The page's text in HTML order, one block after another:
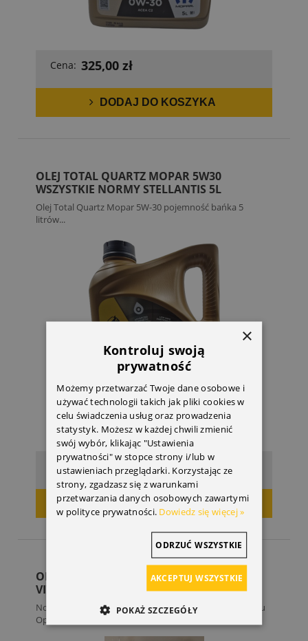
Cena: 325,00 zł
DODAJ DO KOSZYKA
OLEJ TOTAL QUARTZ MOPAR 5W30
WSZYSTKIE NORMY STELLANTIS 5L
Olej Total Quartz Mopar 5W-30 pojemność bańka 5
litrów...
Cena: 325,00 zł
DODAJ DO KOSZYKA
ORYGINALNY FILTR KABINOWY OPEL
VIVARO C, ZAFIRA LIFE, GRANDLAND
Nowy oryginalny filtr kabinowy węglowy do samochodu
Opel i...
×
Kontroluj swoją
prywatność
Możemy przetwarzać Twoje dane osobowe i
używać technologii takich jak pliki cookies w
celu świadczenia usług oraz prowadzenia
statystyk. Możesz w każdej chwili zmienić
swój wybór, klikając "Ustawienia
prywatności" w stopce strony i/lub w
ustawieniach przeglądarki. Korzystając ze
strony, zgadzasz się z warunkami
przetwarzania danych osobowych zawartymi
w polityce prywatności. Dowiedz się więcej »
AKCEPTUJ WSZYSTKIE
ODRZUĆ WSZYSTKIE
POKAŻ SZCZEGÓŁY